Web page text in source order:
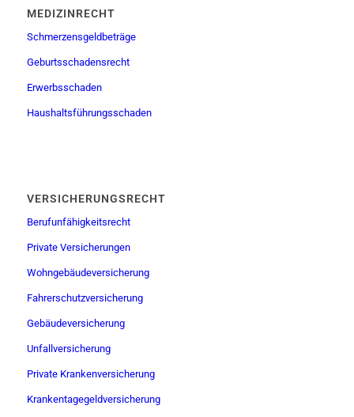
MEDIZINRECHT
Schmerzensgeldbeträge
Geburtsschadensrecht
Erwerbsschaden
Haushaltsführungsschaden
VERSICHERUNGSRECHT
Berufunfähigkeitsrecht
Private Versicherungen
Wohngebäudeversicherung
Fahrerschutzversicherung
Gebäudeversicherung
Unfallversicherung
Private Krankenversicherung
Krankentagegeldversicherung